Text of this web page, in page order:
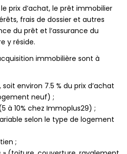
prix d’achat, le prêt immobilier
frais de dossier et autres
du prêt et l’assurance du
y réside.
immobilière sont à
environ 7.5 % du prix d’achat
neuf) ;
à 10% chez Immoplus29) ;
selon le type de logement
;